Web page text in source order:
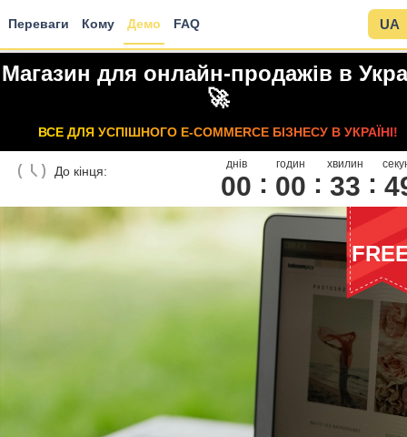
Переваги Кому Демо FAQ UA
Магазин для онлайн-продажів в
🚀
ВСЕ ДЛЯ УСПІШНОГО E-COMMERCE БІЗНЕСУ В УКРАЇНІ!
До кінця: днів
00
годин
00
хвилин
33 4